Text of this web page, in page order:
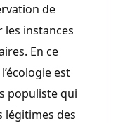
de
les instances
En ce
est
populiste qui
légitimes des